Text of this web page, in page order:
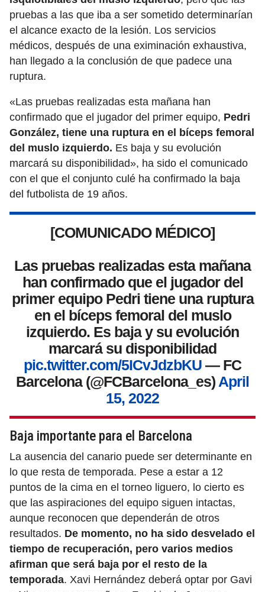
pruebas a las que iba a ser sometido determinarían
el alcance exacto de la lesión. Los servicios
médicos, después de una eximinación exhaustiva,
han llegado a la conclusión de que padece una
ruptura.
«Las pruebas realizadas esta mañana han
confirmado que el jugador del primer equipo, Pedri
González, tiene una ruptura en el bíceps femoral
del muslo izquierdo. Es baja y su evolución
marcará su disponibilidad», ha sido el comunicado
con el que el conjunto culé ha confirmado la baja
del futbolista de 19 años.
[COMUNICADO MÉDICO]
Las pruebas realizadas esta mañana
han confirmado que el jugador del
primer equipo Pedri tiene una ruptura
en el bíceps femoral del muslo
izquierdo. Es baja y su evolución
marcará su disponibilidad
pic.twitter.com/5ICvJdzbKU — FC
Barcelona (@FCBarcelona_es) April
15, 2022
Baja importante para el Barcelona
La ausencia del canario puede ser determinante en
lo que resta de temporada. Pese a estar a 12
puntos de la cima en el torneo liguero, lo cierto es
que las aspiraciones del equipo siguen intactas,
aunque reconocen que dependerán de otros
resultados. De momento, no ha sido desvelado el
tiempo de recuperación, pero varios medios
afirman que será baja por el resto de la
temporada. Xavi Hernández deberá optar por Gavi